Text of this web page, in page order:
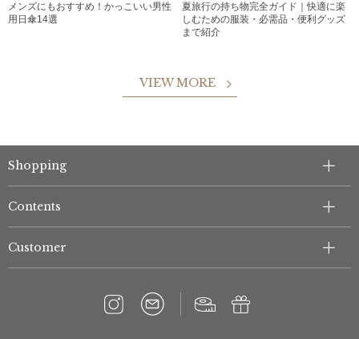
メンズにもおすすめ！かっこいい男性
用日傘14選
夏旅行の持ち物完全ガイド｜快適に楽
しむための服装・必需品・便利グッズ
まで紹介
VIEW MORE
Shopping
Contents
Customer